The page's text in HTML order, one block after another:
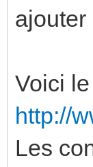
ajouter
Voici
http://
Les